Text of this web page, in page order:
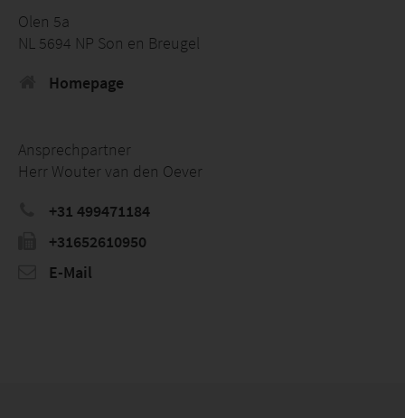
Olen 5a
NL 5694 NP Son en Breugel
Homepage
Ansprechpartner
Herr Wouter van den Oever
+31 499471184
+31652610950
E-Mail